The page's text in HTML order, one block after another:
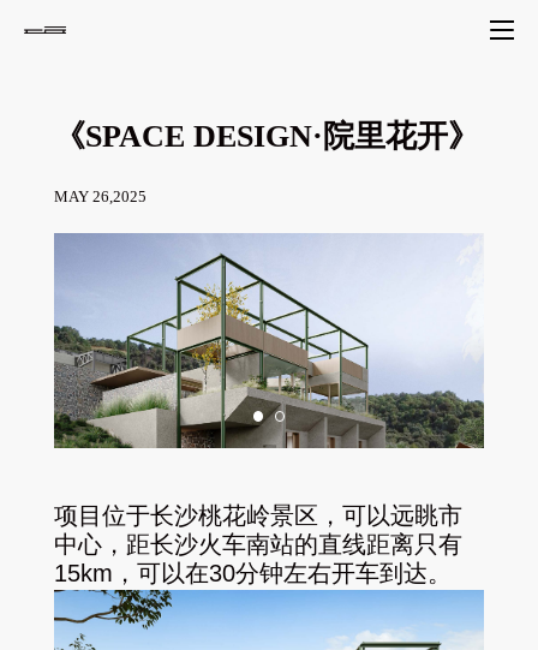
《SPACE DESIGN·院里花开》
MAY 26,2025
项目位于长沙桃花岭景区，可以远眺市
中心，距长沙火车南站的直线距离只有
15km，可以在30分钟左右开车到达。